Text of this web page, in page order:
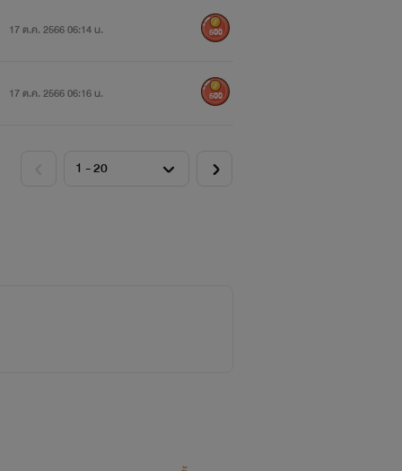
17 ต.ค. 2566 06:14 น. 500
17 ต.ค. 2566 06:16 น. 500